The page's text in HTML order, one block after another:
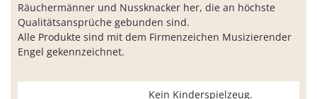
Räuchermänner und Nussknacker her, die an höchste
Qualitätsansprüche gebunden sind.
Alle Produkte sind mit dem Firmenzeichen Musizierender
Engel gekennzeichnet.
Kein Kinderspielzeug.